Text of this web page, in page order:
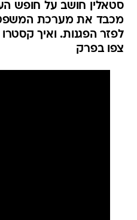
סטאלין חושב על חופש
מכבד את מערכת המשפט.
לפזר הפגנות. ואיך
צפו בפרק